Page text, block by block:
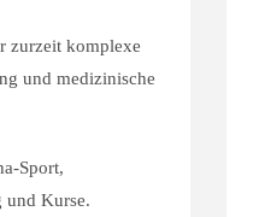
zurzeit komplexe
und medizinische
Sport,
und Kurse.